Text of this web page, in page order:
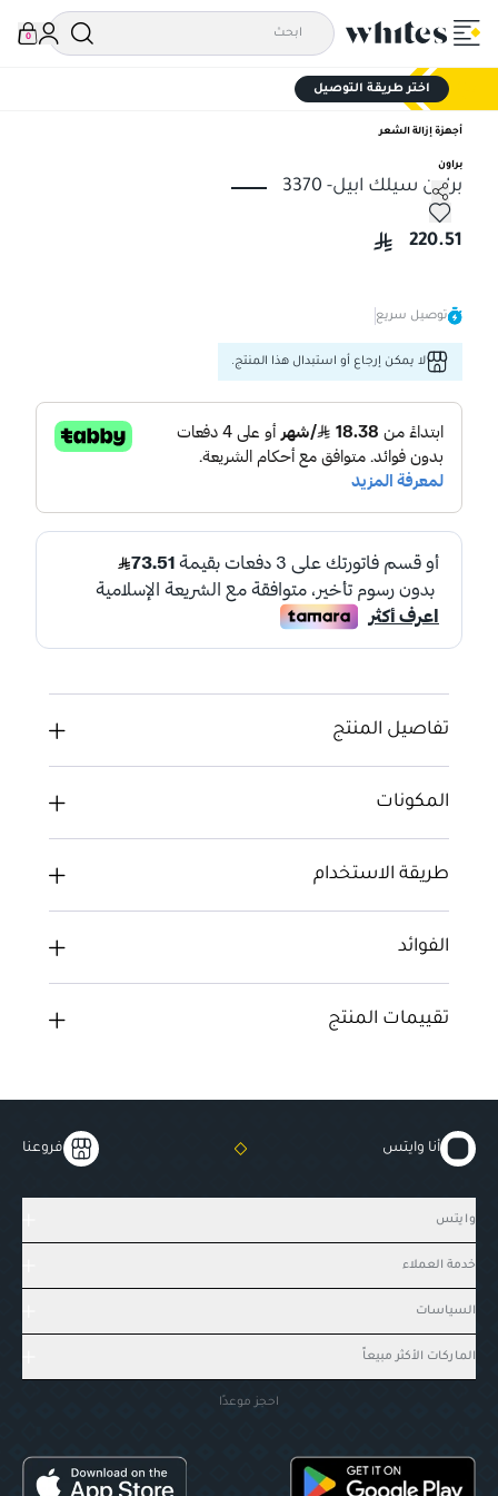
0
اختر طريقة التوصيل
أجهزة إزالة الشعر
براون
براون سيلك ابيل- 3370
براون سيلك ابيل- 3370
220.51
توصيل سريع
لا يمكن إرجاع أو استبدال هذا المنتج.
تفاصيل المنتج
المكونات
طريقة الاستخدام
الفوائد
تقييمات المنتج
أنا وايتس فروعنا
وايتس
خدمة العملاء
السياسات
الماركات الأكثر مبيعاً
احجز موعدًا